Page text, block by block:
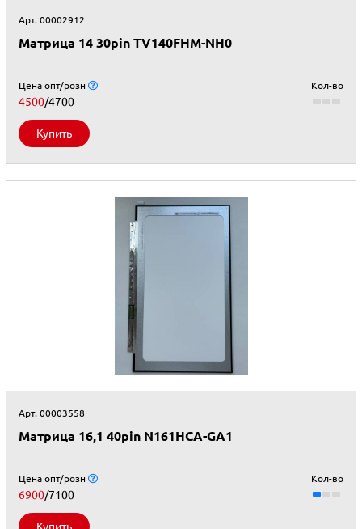
Арт. 00002912
Матрица 14 30pin TV140FHM-NH0
Цена опт/розн
4500/4700
Кол-во
Купить
Арт. 00003558
Матрица 16,1 40pin N161HCA-GA1
Цена опт/розн
6900/7100
Кол-во
Купить